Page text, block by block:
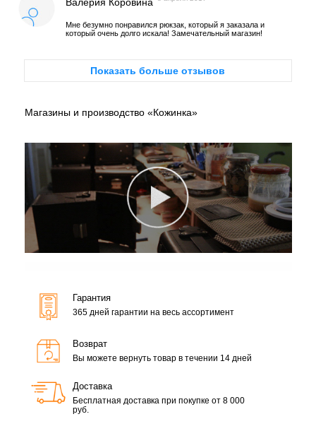
Мне безумно понравился рюкзак, который я заказала и
который очень долго искала! Замечательный магазин!
Показать больше отзывов
Магазины и производство «Кожинка»
Гарантия
365 дней гарантии на весь ассортимент
Возврат
Вы можете вернуть товар в течении 14 дней
Доставка
Бесплатная доставка при покупке от 8 000
руб.